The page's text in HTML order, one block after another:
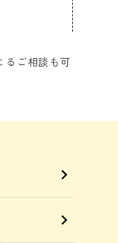
るご相談も可
chevron_right
chevron_right